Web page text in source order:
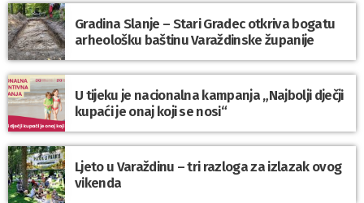
Gradina Slanje – Stari Gradec otkriva bogatu
arheološku baštinu Varaždinske županije
U tijeku je nacionalna kampanja „Najbolji dječji
kupaći je onaj koji se nosi“
Ljeto u Varaždinu – tri razloga za izlazak ovog
vikenda